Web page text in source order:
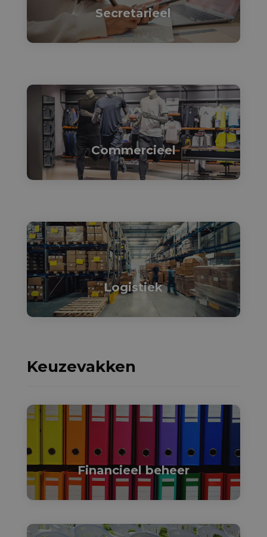
Secretarieel

Commercieel

Logistiek
Keuzevakken
Financieel beheer